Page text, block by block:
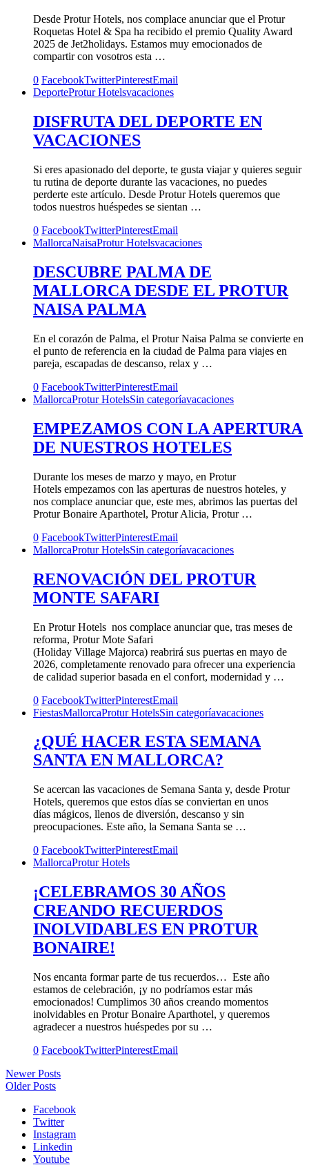
Desde Protur Hotels, nos complace anunciar que el Protur
Roquetas Hotel & Spa ha recibido el premio Quality Award
2025 de Jet2holidays. Estamos muy emocionados de
compartir con vosotros esta …
0 FacebookTwitterPinterestEmail
DeporteProtur Hotelsvacaciones
DISFRUTA DEL DEPORTE EN
VACACIONES
Si eres apasionado del deporte, te gusta viajar y quieres seguir
tu rutina de deporte durante las vacaciones, no puedes
perderte este artículo. Desde Protur Hotels queremos que
todos nuestros huéspedes se sientan …
0 FacebookTwitterPinterestEmail
MallorcaNaisaProtur Hotelsvacaciones
DESCUBRE PALMA DE
MALLORCA DESDE EL PROTUR
NAISA PALMA
En el corazón de Palma, el Protur Naisa Palma se convierte en
el punto de referencia en la ciudad de Palma para viajes en
pareja, escapadas de descanso, relax y …
0 FacebookTwitterPinterestEmail
MallorcaProtur HotelsSin categoríavacaciones
EMPEZAMOS CON LA APERTURA
DE NUESTROS HOTELES
Durante los meses de marzo y mayo, en Protur
Hotels empezamos con las aperturas de nuestros hoteles, y
nos complace anunciar que, este mes, abrimos las puertas del
Protur Bonaire Aparthotel, Protur Alicia, Protur …
0 FacebookTwitterPinterestEmail
MallorcaProtur HotelsSin categoríavacaciones
RENOVACIÓN DEL PROTUR
MONTE SAFARI
En Protur Hotels nos complace anunciar que, tras meses de
reforma, Protur Mote Safari
(Holiday Village Majorca) reabrirá sus puertas en mayo de
2026, completamente renovado para ofrecer una experiencia
de calidad superior basada en el confort, modernidad y …
0 FacebookTwitterPinterestEmail
FiestasMallorcaProtur HotelsSin categoríavacaciones
¿QUÉ HACER ESTA SEMANA
SANTA EN MALLORCA?
Se acercan las vacaciones de Semana Santa y, desde Protur
Hotels, queremos que estos días se conviertan en unos
días mágicos, llenos de diversión, descanso y sin
preocupaciones. Este año, la Semana Santa se …
0 FacebookTwitterPinterestEmail
MallorcaProtur Hotels
¡CELEBRAMOS 30 AÑOS
CREANDO RECUERDOS
INOLVIDABLES EN PROTUR
BONAIRE!
Nos encanta formar parte de tus recuerdos… Este año
estamos de celebración, ¡y no podríamos estar más
emocionados! Cumplimos 30 años creando momentos
inolvidables en Protur Bonaire Aparthotel, y queremos
agradecer a nuestros huéspedes por su …
0 FacebookTwitterPinterestEmail
Newer Posts
Older Posts
Facebook
Twitter
Instagram
Linkedin
Youtube